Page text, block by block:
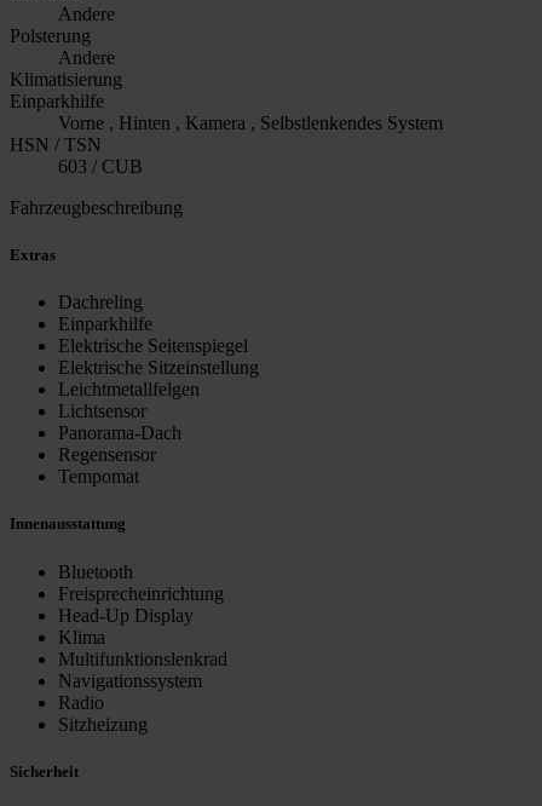
Andere
Polsterung
Andere
Klimatisierung
Einparkhilfe
Vorne , Hinten , Kamera , Selbstlenkendes System
HSN / TSN
603 / CUB
Fahrzeugbeschreibung
Extras
Dachreling
Einparkhilfe
Elektrische Seitenspiegel
Elektrische Sitzeinstellung
Leichtmetallfelgen
Lichtsensor
Panorama-Dach
Regensensor
Tempomat
Innenausstattung
Bluetooth
Freisprecheinrichtung
Head-Up Display
Klima
Multifunktionslenkrad
Navigationssystem
Radio
Sitzheizung
Sicherheit